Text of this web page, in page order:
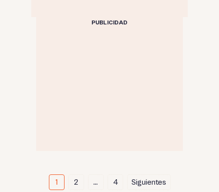
PUBLICIDAD
1 2 … 4 Siguientes